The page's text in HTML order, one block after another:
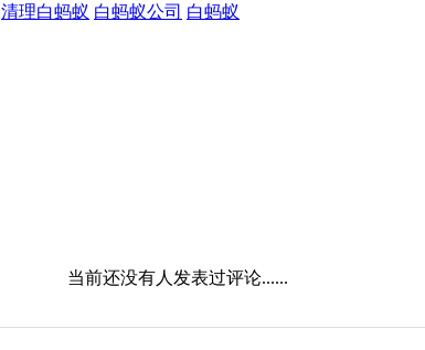
清理白蚂蚁 白蚂蚁公司 白蚂蚁
当前还没有人发表过评论......